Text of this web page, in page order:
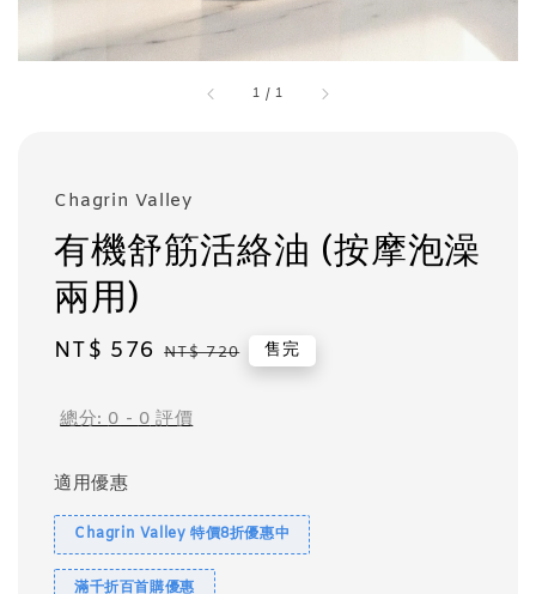
1 /1
Chagrin Valley
有機舒筋活絡油 (按摩泡澡
兩用)
Sale
NT$ 576 Regular
NT$ 720 售完
總分:0-0評價
適用優惠
Chagrin Valley 特價8折優惠中
滿千折百首購優惠